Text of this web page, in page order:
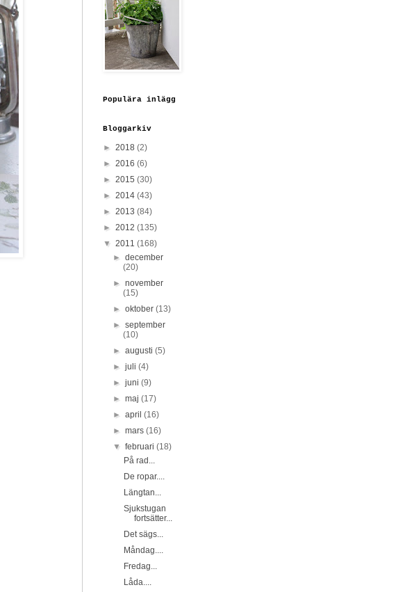
Populära inlägg
Bloggarkiv
► 2018 (2)
► 2016 (6)
► 2015 (30)
► 2014 (43)
► 2013 (84)
► 2012 (135)
▼ 2011 (168)
►december
(20)
►november
(15)
►oktober(13)
►september
(10)
►augusti(5)
►juli(4)
►juni(9)
►maj(17)
►april(16)
►mars(16)
▼februari(18)
På rad...
De ropar....
Längtan...
Sjukstugan
fortsätter...
Det sägs...
Måndag....
Fredag...
Låda....